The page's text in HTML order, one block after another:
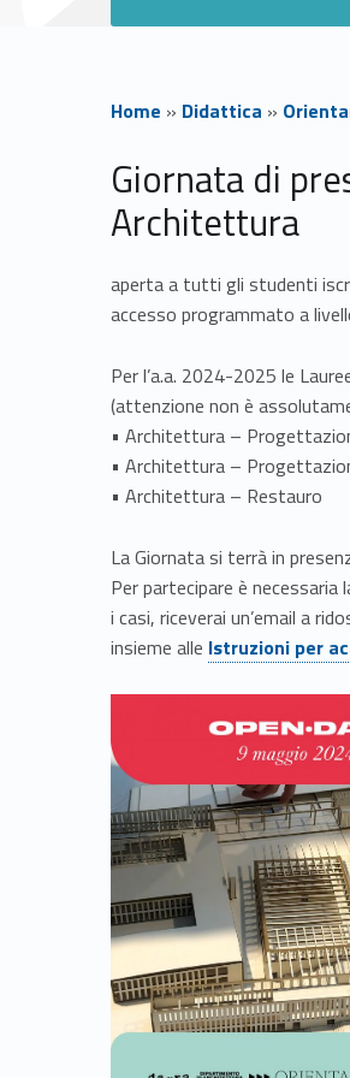
Home » Didattica »
O
p
e
n
D
a
y
L
a
u
r
e
e
M
a
Giornata di
Architettura
aperta a tutti gli studenti
accesso programmato a
Per l’a.a. 2024-2025 le
(attenzione non è
• Architettura –
• Architettura –
• Architettura – Restauro
La Giornata si terrà in
Per partecipare è necessaria
i casi, riceverai un’email a
insieme alle Link identifier #identifier__35767-2Istruzioni per